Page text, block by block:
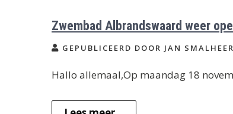
Zwembad Albrandswaard weer
GEPUBLICEERD DOOR JAN SMALHEER
Hallo allemaal,Op maandag 18